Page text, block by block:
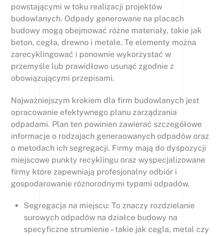
powstającymi w toku realizacji projektów
budowlanych. Odpady generowane na placach
budowy mogą obejmować różne materiały, takie jak
beton, cegła, drewno i metale. Te elementy można
zarecyklingować i ponownie wykorzystać w
przemyśle lub prawidłowo usunąć zgodnie z
obowiązującymi przepisami.
Najważniejszym krokiem dla firm budowlanych jest
opracowanie efektywnego planu zarządzania
odpadami. Plan ten powinien zawierać szczegółowe
informacje o rodzajach generaowanych odpadów oraz
o metodach ich segregacji. Firmy mają do dyspozycji
miejscowe punkty recyklingu oraz wyspecjalizowane
firmy które zapewniają profesjonalny odbiór i
gospodarowanie różnorodnymi typami odpadów.
Segregacja na miejscu: To znaczy rozdzielanie
surowych odpadów na działce budowy na
specyficzne strumienie – takie jak cegla, metal czy